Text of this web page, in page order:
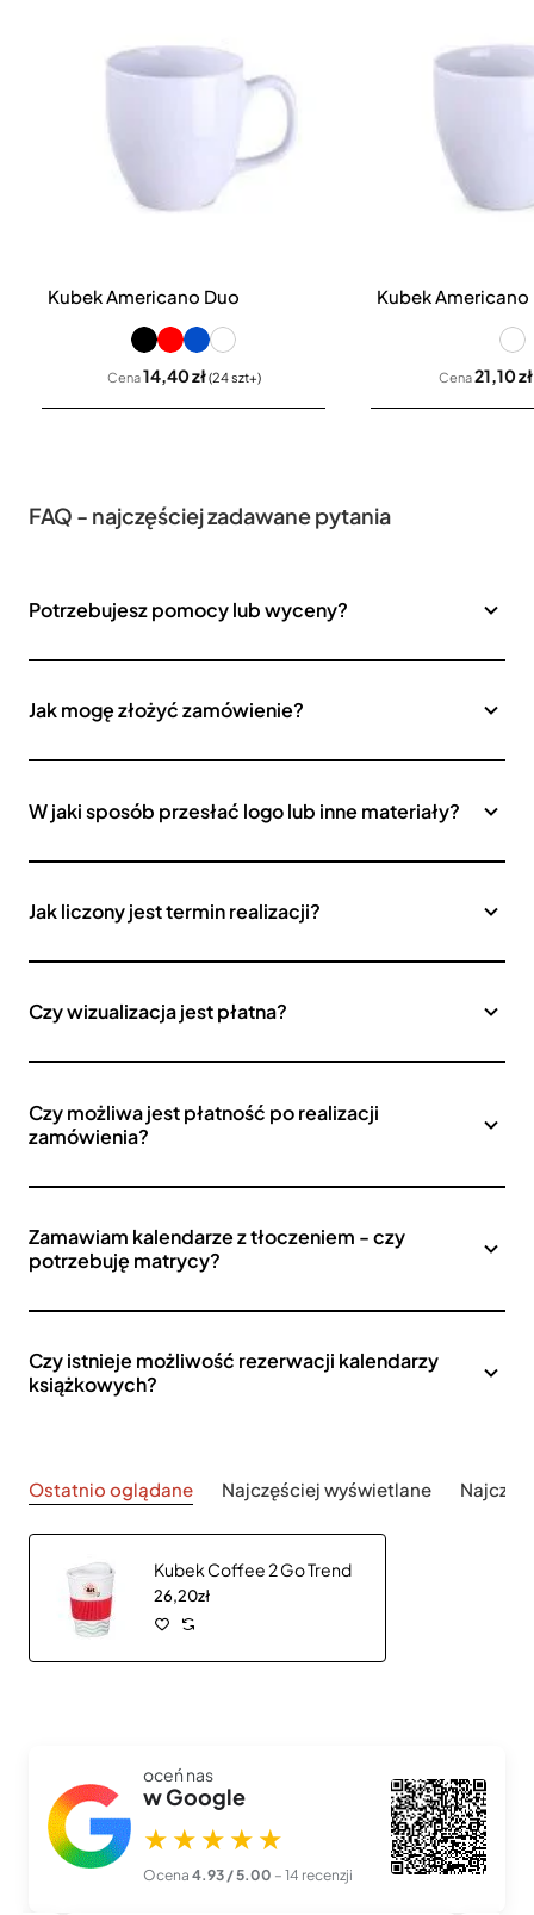
Kubek Americano Duo
Cena14,40 zł(24 szt+)
Kubek Americano
Cena21,10 zł
FAQ - najczęściej zadawane pytania
Potrzebujesz pomocy lub wyceny?
Jak mogę złożyć zamówienie?
W jaki sposób przesłać logo lub inne materiały?
Jak liczony jest termin realizacji?
Czy wizualizacja jest płatna?
Czy możliwa jest płatność po realizacji
zamówienia?
Zamawiam kalendarze z tłoczeniem - czy
potrzebuję matrycy?
Czy istnieje możliwość rezerwacji kalendarzy
książkowych?
Ostatnio oglądane Najczęściej wyświetlane
Kubek Coffee 2 Go Trend
26,20zł
oceń nas
w Google
★★★★★
Ocena 4.93 / 5.00 – 14 recenzji